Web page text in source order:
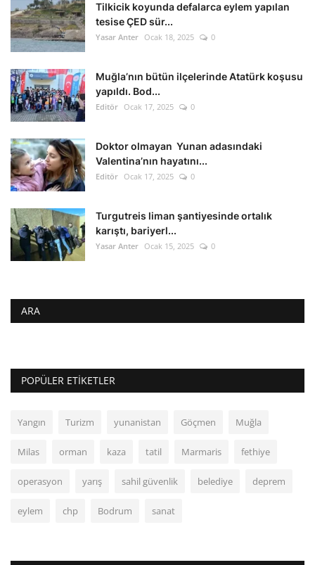
Tilkicik koyunda defalarca eylem yapılan
tesise ÇED sür...
Yasar Anter Ocak 18, 2025 0
Muğla’nın bütün ilçelerinde Atatürk koşusu
yapıldı. Bod...
Editör Ocak 17, 2025 0
Doktor olmayan Yunan adasındaki
Valentina’nın hayatını...
Editör Ocak 17, 2025 0
Turgutreis liman şantiyesinde ortalık
karıştı, bariyerl...
Yasar Anter Ocak 15, 2025 0
ARA
POPÜLER ETIKETLER
Yangın Turizm yunanistan Göçmen Muğla
Milas orman kaza tatil Marmaris fethiye
operasyon yarış sahil güvenlik belediye deprem
eylem chp Bodrum sanat